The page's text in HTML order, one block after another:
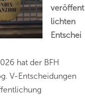
veröffent
lichten
Entschei
hat der BFH
V-Entscheidungen